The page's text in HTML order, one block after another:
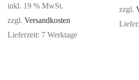
inkl. 19 % MwSt.
zzgl. Versandkosten
Lieferzeit: 7 Werktage
zzgl.